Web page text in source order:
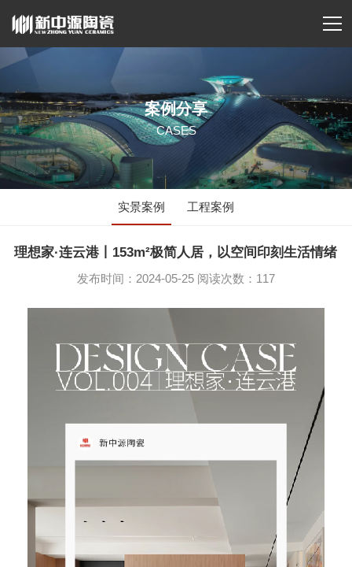
案例分享
CASES
实景案例 工程案例
理想家·连云港丨153m²极简人居，以空间印刻生活情绪
发布时间：2024-05-25 阅读次数：117